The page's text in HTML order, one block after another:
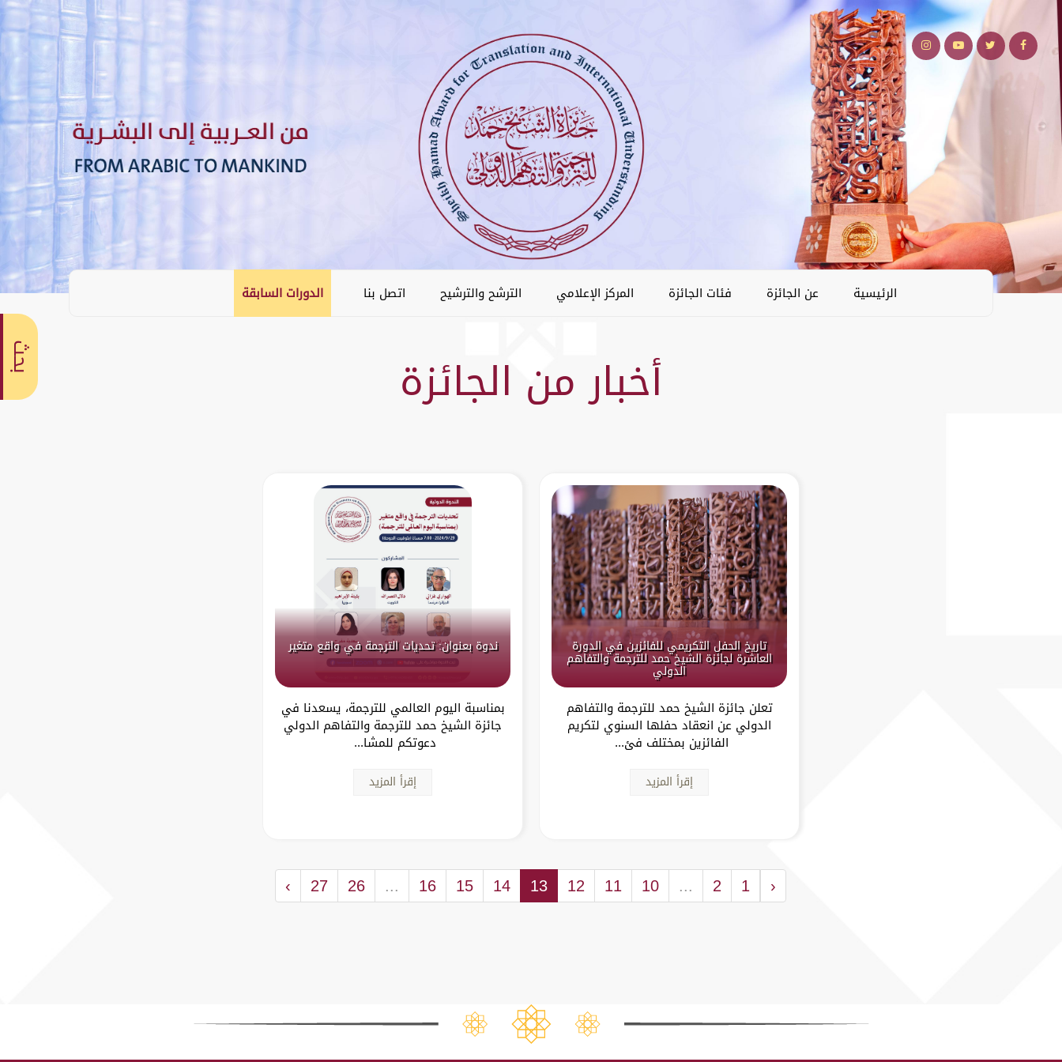
الرئيسية عن الجائزة فئات الجائزة المركز الإعلامي الترشح والترشيح اتصل بنا الدورات السابقة
أخبار من الجائزة
تاريخ الحفل التكريمي للفائزين في الدورة
العاشرة لجائزة الشيخ حمد للترجمة والتفاهم
الدولي
تعلن جائزة الشيخ حمد للترجمة والتفاهم
الدولي عن انعقاد حفلها السنوي لتكريم
الفائزين بمختلف فئ...
إقرأ المزيد
ندوة بعنوان: تحديات الترجمة في واقع متغير
بمناسبة اليوم العالمي للترجمة، يسعدنا في
جائزة الشيخ حمد للترجمة والتفاهم الدولي
دعوتكم للمشا...
إقرأ المزيد
‹
1
2
...
10
11
12
13
14
15
16
...
26
27
›
بحث